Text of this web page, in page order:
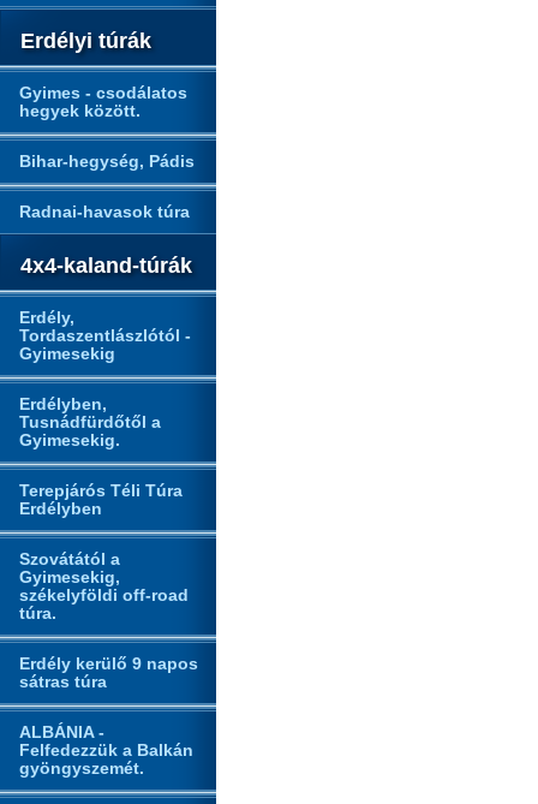
Erdélyi túrák
Gyimes - csodálatos
hegyek között.
Bihar-hegység, Pádis
Radnai-havasok túra
4x4-kaland-túrák
Erdély,
Tordaszentlászlótól -
Gyimesekig
Erdélyben,
Tusnádfürdőtől a
Gyimesekig.
Terepjárós Téli Túra
Erdélyben
Szovátától a
Gyimesekig,
székelyföldi off-road
túra.
Erdély kerülő 9 napos
sátras túra
ALBÁNIA -
Felfedezzük a Balkán
gyöngyszemét.